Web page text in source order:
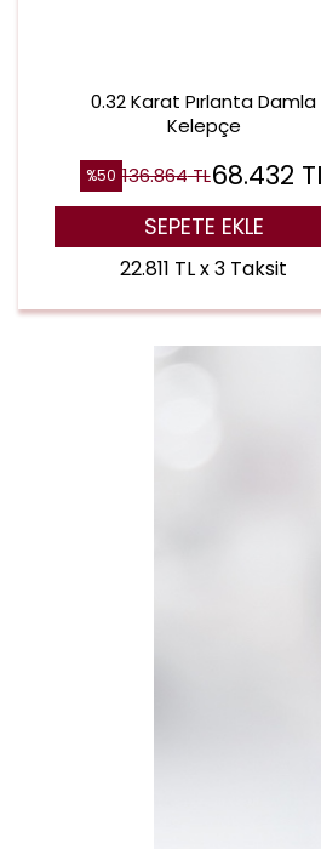
0.32 Karat Pırlanta Damla
Kelepçe
%50 136.864TL68.432
SEPETE EKLE
22.811 TL x 3 Taksit